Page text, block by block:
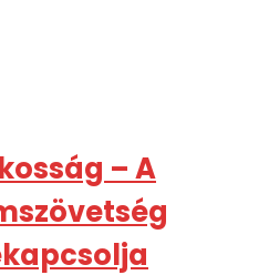
– A